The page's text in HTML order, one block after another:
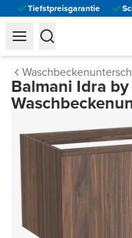
Tiefstpreisgarantie
Balmani Idra